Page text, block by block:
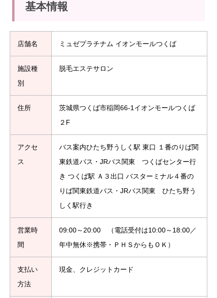
基本情報
店舗名 ミュゼプラチナム イオンモールつくば
施設種
別
脱毛エステサロン
住所
茨城県つくば市稲岡66-1イオンモールつくば
２F
アクセ
ス
バス案内ひたち野うしく駅 東口 １番のりば関
東鉄道バス・JRバス関東 つくばセンター行
き つくば駅 Ａ３出口 バスターミナル４番の
りば関東鉄道バス・JRバス関東 ひたち野う
しく駅行き
営業時
間
09:00～20:00 （電話受付は10:00～18:00／
年中無休※携帯・ＰＨＳからもＯＫ）
支払い
方法
現金、クレジットカード